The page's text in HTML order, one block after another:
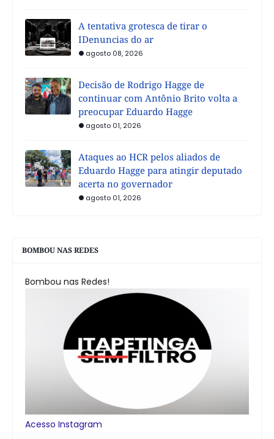
A tentativa grotesca de tirar o
IDenuncias do ar
agosto 08, 2026
Decisão de Rodrigo Hagge de
continuar com Antônio Brito volta a
preocupar Eduardo Hagge
agosto 01, 2026
Ataques ao HCR pelos aliados de
Eduardo Hagge para atingir deputado
acerta no governador
agosto 01, 2026
BOMBOU NAS REDES
Bombou nas Redes!
Acesso Instagram